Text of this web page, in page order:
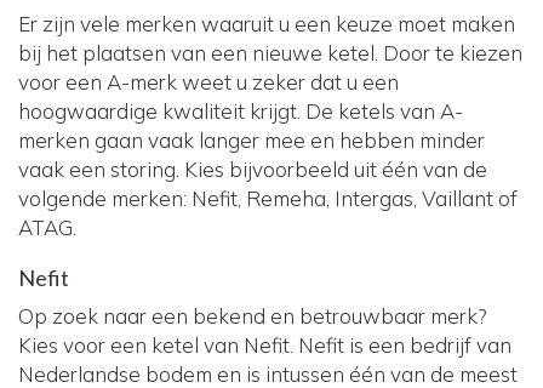
Er zijn vele merken waaruit u een keuze moet maken
bij het plaatsen van een nieuwe ketel. Door te kiezen
voor een A-merk weet u zeker dat u een
hoogwaardige kwaliteit krijgt. De ketels van A-
merken gaan vaak langer mee en hebben minder
vaak een storing. Kies bijvoorbeeld uit één van de
volgende merken: Nefit, Remeha, Intergas, Vaillant of
ATAG.
Nefit
Op zoek naar een bekend en betrouwbaar merk?
Kies voor een ketel van Nefit. Nefit is een bedrijf van
Nederlandse bodem en is intussen één van de meest